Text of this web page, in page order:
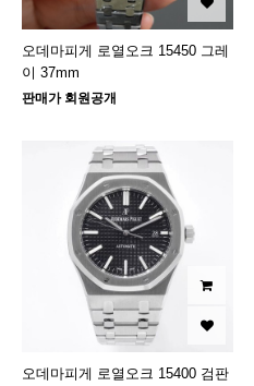
오데마피게 로열오크 15450 그레
이 37mm
판매가 회원공개
오데마피게 로열오크 15400 검판